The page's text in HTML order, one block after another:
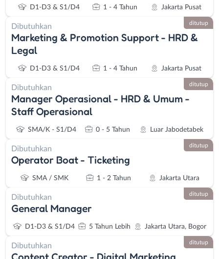
D1-D3 & S1/D4 1 - 4 Tahun Jakarta Pusat
Dibutuhkan
Marketing & Promotion Support - HRD &
Legal
D1-D3 & S1/D4 1 - 4 Tahun Jakarta Pusat
ditutup
Dibutuhkan
Manager Operasional - HRD & Umum -
Staff Operasional
SMA/K - S1/D4 0 - 5 Tahun Luar Jabodetabek
ditutup
Dibutuhkan
Operator Boat - Ticketing
SMA / SMK 1 - 2 Tahun Jakarta Utara
ditutup
Dibutuhkan
General Manager
D1-D3 & S1/D4 5 Tahun Lebih Jakarta Utara, Bogor
ditutup
Dibutuhkan ditutup